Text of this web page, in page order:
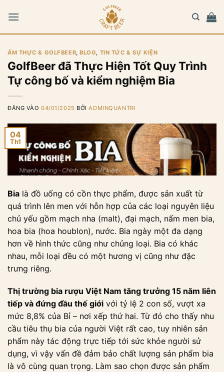
qua
ẨM THỰC & GOLFBEER,BLOG, TIN TỨC & SỰ KIỆN
GolfBeer đã Thực Hiện Tốt Quy Trình
Tự công bố và kiểm nghiệm Bia
ĐĂNG VÀO04/01/2025 BỞIADMINQUANTRI
04
Th1
Bia là đồ uống có cồn thực phẩm, được sản xuất từ
quá trình lên men với hỗn hợp của các loại nguyên liệu
chủ yếu gồm mạch nha (malt), đại mạch, nấm men bia,
hoa bia (hoa houblon), nước. Bia ngày một đa dạng
hơn về hình thức cũng như chủng loại. Bia có khác
nhau, mỗi loại đều có một hương vị cũng như đặc
trưng riêng.
Thị trường bia rượu Việt Nam tăng trưởng 15 năm liên
tiếp và đứng đầu thế giới với tỷ lệ 2 con số, vượt xa
mức 8,8% của Bỉ – nơi xếp thứ hai. Từ đó cho thấy nhu
cầu tiêu thụ bia của người Việt rất cao, tuy nhiên sản
phẩm này tác động trực tiếp tới sức khỏe người sử
dụng, vì vậy vấn đề đảm bảo chất lượng sản phẩm bia
là vô cùng quan trọng. Làm sao chọn được sản phẩm